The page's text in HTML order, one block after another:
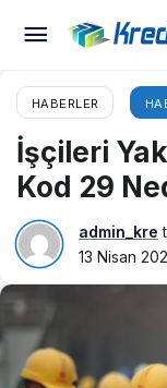
HABERLER
İşçileri
Kod 29
admin_kre
13 Nisan